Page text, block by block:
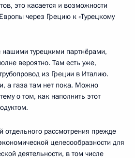
это касается и возможности
через Грецию к «Турецкому
турецкими партнёрами,
вероятно. Там есть уже,
из Греции в Италию.
а газа там нет пока. Можно
о том, как наполнить этот
отдельного рассмотрения прежде
целесообразности для
деятельности, в том числе